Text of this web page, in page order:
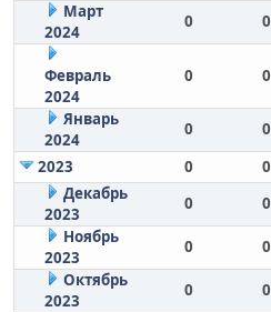
Март
2024
0 0
Февраль
2024
0 0
Январь
2024
0 0
2023
0 0
Декабрь
2023
0 0
Ноябрь
2023
0 0
Октябрь
2023
0 0